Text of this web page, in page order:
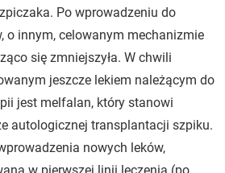
Po wprowadzeniu do
o innym, celowanym mechanizmie
się zmniejszyła. W chwili
jeszcze lekiem należącym do
jest melfalan, który stanowi
autologicznej transplantacji szpiku.
nowych leków,
w pierwszej linii leczenia (po